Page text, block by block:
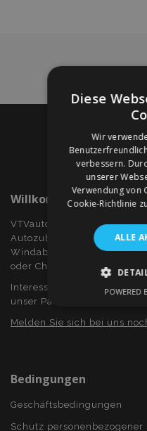
Willkommen Bei
VTVauto ist ein
Autozubehör wie z.B.:
Windabweiser für
oder Chromrahmen und
Interessieren Sie sich für
unser Partner werden?
Melden Sie sich bei uns
Bedingungen
Geschäftsbedingungen
Schutz personenbezogener
Diese
Wir
verbessern.
unserer
Verwendung von
Cookie-Richtlinie
ALLE
Unbedingt
POWERED